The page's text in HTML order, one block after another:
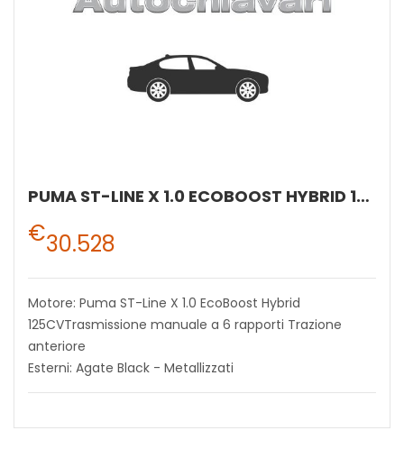
PUMA ST-LINE X 1.0 ECOBOOST HYBRID 125CVTRASMISSIONE MANUALE A 6 RAPPORTI TRAZIONE ANTERIORE
€30.528
Motore: Puma ST-Line X 1.0 EcoBoost Hybrid
125CVTrasmissione manuale a 6 rapporti Trazione
anteriore
Esterni: Agate Black - Metallizzati